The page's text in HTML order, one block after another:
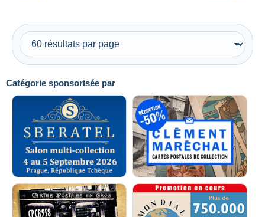
Catégorie sponsorisée par